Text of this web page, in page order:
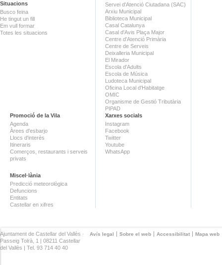
Situacions
Busco feina
He tingut un fill
Em vull formar
Totes les situacions
Servei d'Atenció Ciutadana (SAC)
Arxiu Municipal
Biblioteca Municipal
Casal Catalunya
Casal d'Avis Plaça Major
Centre d'Atenció Primària
Centre de Serveis
Deixalleria Municipal
El Mirador
Escola d'Adults
Escola de Música
Ludoteca Municipal
Oficina Local d'Habitatge
OMIC
Organisme de Gestió Tributària
PIPAD
Promoció de la Vila
Agenda
Àrees d'esbarjo
Llocs d'interès
Itineraris
Comerços, restaurants i serveis
privats
Miscel·lània
Predicció meteorològica
Defuncions
Entitats
Castellar en xifres
Xarxes socials
Instagram
Facebook
Twitter
Youtube
WhatsApp
Avís legal Sobre el web Accessibilitat Mapa web
Ajuntament de Castellar del Vallès ·
Passeig Tolrà, 1 | 08211 Castellar
del Vallès | Tel. 93 714 40 40